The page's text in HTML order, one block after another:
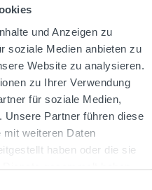
und Anzeigen zu
soziale Medien anbieten zu
Website zu analysieren.
zu Ihrer Verwendung
für soziale Medien,
Unsere Partner führen diese
weiteren Daten
haben oder die sie